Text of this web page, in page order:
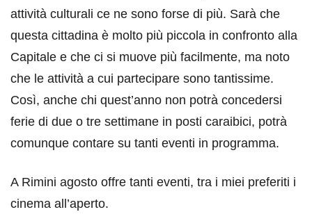
attività culturali ce ne sono forse di più. Sarà che
questa cittadina è molto più piccola in confronto alla
Capitale e che ci si muove più facilmente, ma noto
che le attività a cui partecipare sono tantissime.
Così, anche chi quest’anno non potrà concedersi
ferie di due o tre settimane in posti caraibici, potrà
comunque contare su tanti eventi in programma.
A Rimini agosto offre tanti eventi, tra i miei preferiti i
cinema all’aperto.